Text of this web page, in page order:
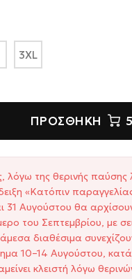
3XL
ΠΡΟΣΘΉΚΗ
λόγω της θερινής παύσης
«Κατόπιν
31 Αυγούστου θα
του Σεπτεμβρίου, με
διαθέσιμα
10–14 Αυγούστου,
κλειστή λόγω